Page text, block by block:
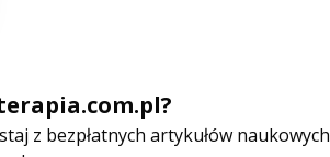
z bezpłatnych artykułów naukowych